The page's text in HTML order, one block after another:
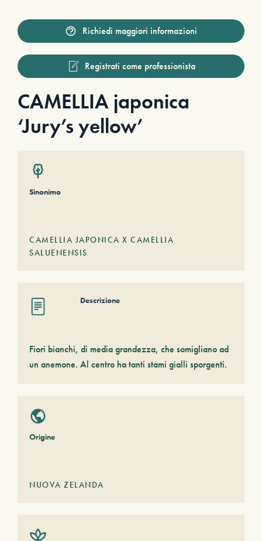
Richiedi maggiori informazioni
Registrati come professionista
CAMELLIA japonica
‘Jury’s yellow’
Sinonimo
CAMELLIA JAPONICA X CAMELLIA
SALUENENSIS
Descrizione
Fiori bianchi, di media grandezza, che somigliano ad
un anemone. Al centro ha tanti stami gialli sporgenti.
Origine
NUOVA ZELANDA